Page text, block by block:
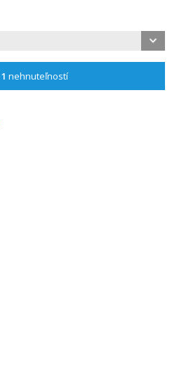
1 nehnuteľností